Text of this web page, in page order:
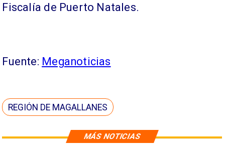
MÁS NOTICIAS
Fiscalía de Puerto Natales.
Fuente: Meganoticias
REGIÓN DE MAGALLANES